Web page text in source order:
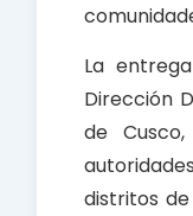
La
Dirección
de
distritos de